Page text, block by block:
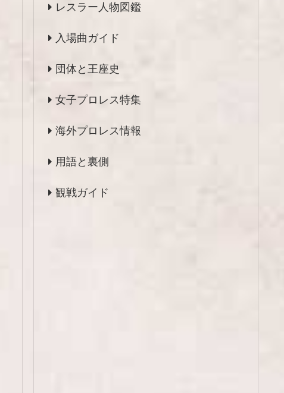
レスラー人物図鑑
入場曲ガイド
団体と王座史
女子プロレス特集
海外プロレス情報
用語と裏側
観戦ガイド